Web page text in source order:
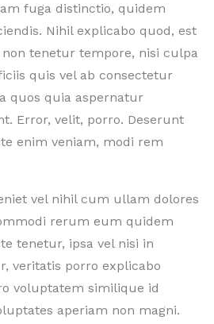
fuga distinctio, quidem
Nihil explicabo quod, est
tenetur tempore, nisi culpa
quis vel ab consectetur
quos quia aspernatur
Error, velit, porro. Deserunt
enim veniam, modi rem
vel nihil cum ullam dolores
rerum eum quidem
tenetur, ipsa vel nisi in
veritatis porro explicabo
voluptatem similique id
aperiam non magni.